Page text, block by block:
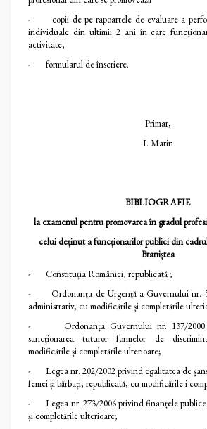
- copii de pe rapoartele de evaluare a
individuale din ultimii 2 ani în care
activitate;
- formularul de înscriere.
Primar,
I. Marin
BIBLIOGRAFIE
la examenul pentru promovarea în gradul
celui deținut a funcționarilor publici din
Braniștea
- Constituția României, republicată ;
- Ordonanța de Urgență a Guvernului nr.
administrativ, cu modificările și completările
- Ordonanța Guvernului nr. 137/2000
sancționarea tuturor formelor de
modificările și completările ulterioare;
- Legea nr. 202/2002 privind egalitatea de
femei și bărbați, republicată, cu modificările i
- Legea nr. 273/2006 privind finanțele publice
și completările ulterioare;